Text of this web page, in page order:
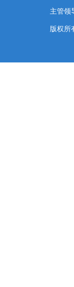
主管
版权